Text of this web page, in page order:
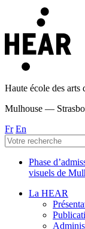
Haute école des arts
Mulhouse —
Fr En
Phase
visuels de
La HEAR